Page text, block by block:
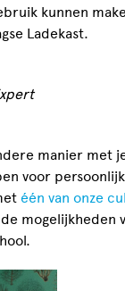
kunnen
Ladekast.
manier met
voor
één van onze
mogelijkheden